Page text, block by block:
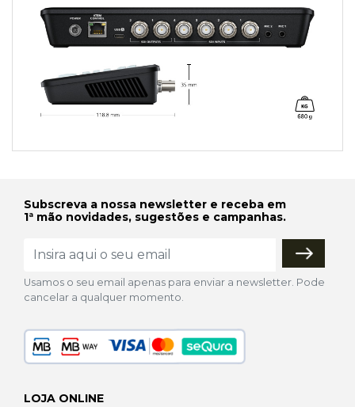
Subscreva a nossa newsletter e receba em
1ª mão novidades, sugestões e campanhas.
Usamos o seu email apenas para enviar a newsletter. Pode
cancelar a qualquer momento.
LOJA ONLINE